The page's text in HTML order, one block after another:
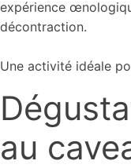
expérience
décontraction.
Une activité idéale
au